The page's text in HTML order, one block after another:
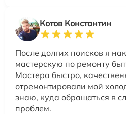
Котов Константин
После долгих поисков я
мастерскую по ремонту
Мастера быстро,
отремонтировали мой
знаю, куда обращаться в
проблем.